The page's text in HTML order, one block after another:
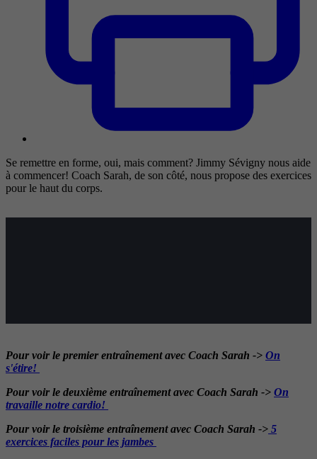
Se remettre en forme, oui, mais comment? Jimmy Sévigny nous aide
à commencer! Coach Sarah, de son côté, nous propose des exercices
pour le haut du corps.
Pour voir le premier entraînement avec Coach Sarah -> On
s'étire!
Pour voir le deuxième entraînement avec Coach Sarah -> On
travaille notre cardio!
Pour voir le troisième entraînement avec Coach Sarah -> 5
exercices faciles pour les jambes